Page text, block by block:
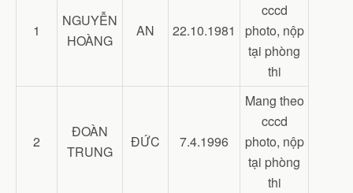
1
NGUYỄN
HOÀNG
AN 22.10.1981
cccd
photo, nộp
tại phòng
thi
2
ĐOÀN
TRUNG
ĐỨC 7.4.1996
Mang theo
cccd
photo, nộp
tại phòng
thi